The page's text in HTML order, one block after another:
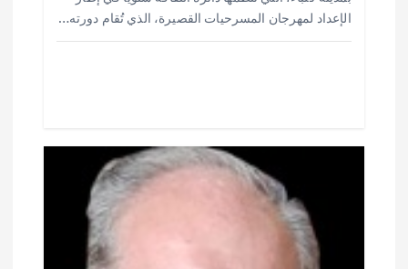
ت
o
r
A
الإعداد لمهرجان المسرحيات القصيرة، الذي تُقام دورته…